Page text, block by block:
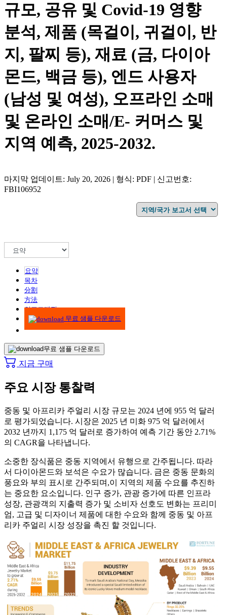
규모, 공유 및 Covid-19 영향
분석, 제품 (목걸이, 귀걸이, 반
지, 팔찌 등), 재료 (금, 다이아
몬드, 백금 등), 엔드 사용자
(남성 및 여성), 오프라인 소매
및 온라인 소매/E- 커머스 및
지역 예측, 2025-2032.
마지막 업데이트: July 20, 2026 | 형식: PDF | 신고번호:
FBI106952
요약
목차
分割
方法
인포그래픽
무료 샘플 다운로드
무료 샘플 다운로드
지금 구매
주요 시장 통찰력
중동 및 아프리카 주얼리 시장 규모는 2024 년에 955 억 달러
로 평가되었습니다. 시장은 2025 년 미화 975 억 달러에서
2032 년까지 1,175 억 달러로 증가하여 예측 기간 동안 2.71%
의 CAGR을 나타냅니다.
소중한 장식품은 중동 지역에서 유행으로 간주됩니다. 따라
서 다이아몬드와 보석은 수요가 많습니다. 금은 중동 문화의
풍요와 부의 표시로 간주되며,이 지역의 제품 수요를 추진하
는 중요한 요소입니다. 인구 증가, 관광 증가에 따른 인프라
성장, 관광객의 지출력 증가 및 소비자 선호도 변화는 프리미
엄, 고급 및 디자이너 제품에 대한 수요와 함께 중동 및 아프
리카 주얼리 시장 성장을 촉진 할 것입니다.